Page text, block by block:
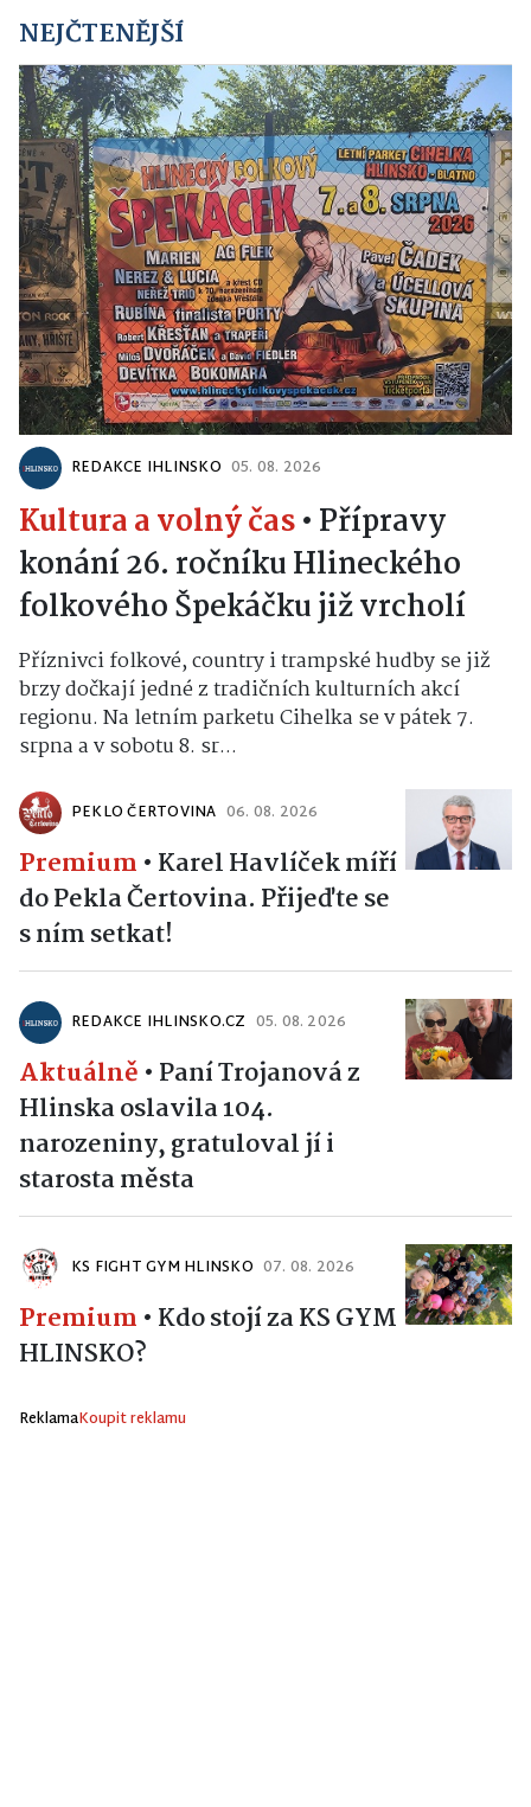
NEJČTENĚJŠÍ
REDAKCE IHLINSKO 05. 08. 2026
Kultura a volný čas• Přípravy
konání 26. ročníku Hlineckého
folkového Špekáčku již vrcholí
Příznivci folkové, country i trampské hudby se již
brzy dočkají jedné z tradičních kulturních akcí
regionu. Na letním parketu Cihelka se v pátek 7.
srpna a v sobotu 8. sr...
PEKLO ČERTOVINA 06. 08. 2026
Premium • Karel Havlíček míří
do Pekla Čertovina. Přijeďte se
s ním setkat!
REDAKCE IHLINSKO.CZ 05. 08. 2026
Aktuálně • Paní Trojanová z
Hlinska oslavila 104.
narozeniny, gratuloval jí i
starosta města
KS FIGHT GYM HLINSKO 07. 08. 2026
Premium • Kdo stojí za KS GYM
HLINSKO?
ReklamaKoupit reklamu